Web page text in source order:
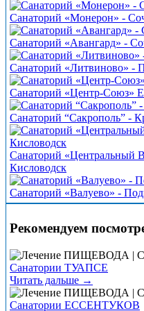
Санаторий «Монерон» -
Санаторий «Авангард» -
Санаторий «Литвиново» -
Санаторий «Центр-Союз»
Санаторий “Сакрополь” -
Санаторий «Центральный
Кисловодск
Санаторий «Валуево» -
Рекомендуем
Санатории ТУАПСЕ
Читать дальше →
Санатории ЕССЕНТУКОВ